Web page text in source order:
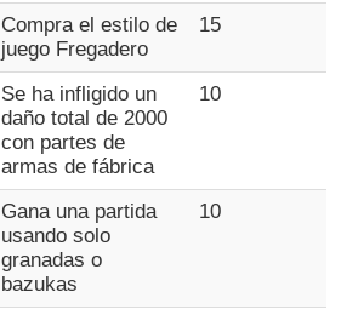
Compra el estilo de
juego Fregadero
15
Se ha infligido un
daño total de 2000
con partes de
armas de fábrica
10
Gana una partida
usando solo
granadas o
bazukas
10